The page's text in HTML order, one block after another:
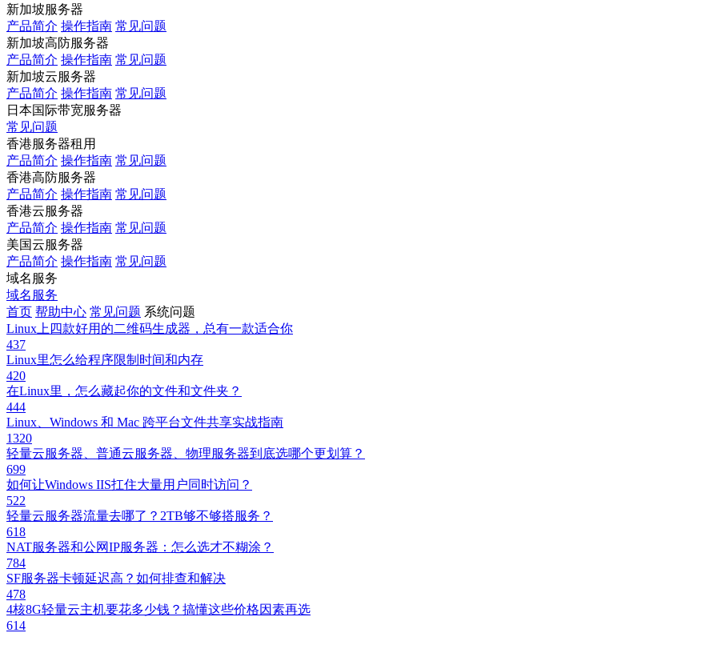
新加坡服务器
产品简介 操作指南 常见问题
新加坡高防服务器
产品简介 操作指南 常见问题
新加坡云服务器
产品简介 操作指南 常见问题
日本国际带宽服务器
常见问题
香港服务器租用
产品简介 操作指南 常见问题
香港高防服务器
产品简介 操作指南 常见问题
香港云服务器
产品简介 操作指南 常见问题
美国云服务器
产品简介 操作指南 常见问题
域名服务
域名服务
首页 帮助中心 常见问题 系统问题
Linux上四款好用的二维码生成器，总有一款适合你
437
Linux里怎么给程序限制时间和内存
420
在Linux里，怎么藏起你的文件和文件夹？
444
Linux、Windows 和 Mac 跨平台文件共享实战指南
1320
轻量云服务器、普通云服务器、物理服务器到底选哪个更划算？
699
如何让Windows IIS扛住大量用户同时访问？
522
轻量云服务器流量去哪了？2TB够不够搭服务？
618
NAT服务器和公网IP服务器：怎么选才不糊涂？
784
SF服务器卡顿延迟高？如何排查和解决
478
4核8G轻量云主机要花多少钱？搞懂这些价格因素再选
614